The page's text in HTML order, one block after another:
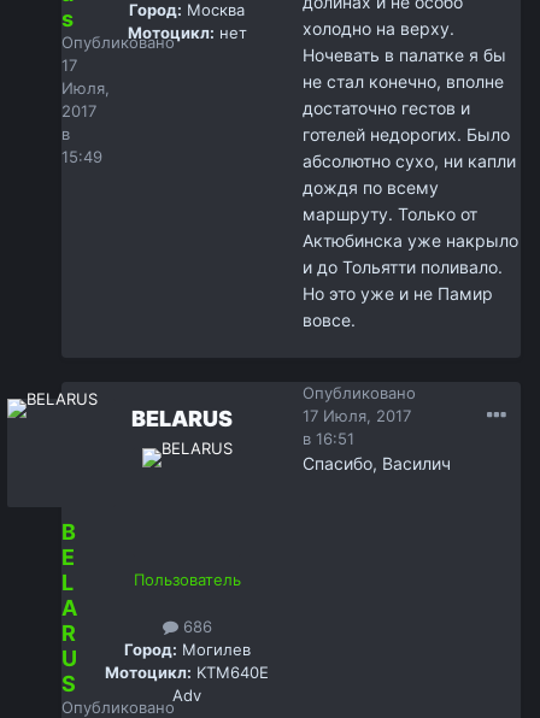
s
Опубликовано
17
Июля,
2017
в
15:49
Город: Москва
Мотоцикл: нет
холодно на верху.
Ночевать в палатке я бы
не стал конечно, вполне
достаточно гестов и
готелей недорогих. Было
абсолютно сухо, ни капли
дождя по всему
маршруту. Только от
Актюбинска уже накрыло
и до Тольятти поливало.
Но это уже и не Памир
вовсе.
B
E
L
A
R
U
S
Опубликовано
BELARUS
Пользователь
686
Город: Могилев
Мотоцикл: KTM640E
Adv
Опубликовано
17 Июля, 2017
в 16:51
Спасибо, Василич